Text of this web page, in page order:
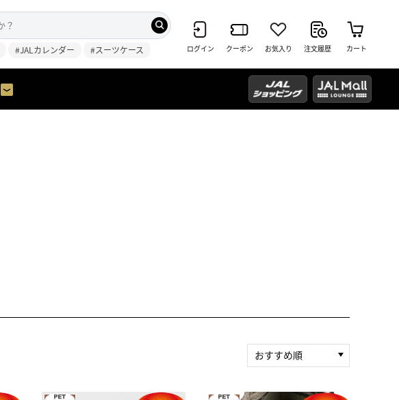
#JALカレンダー #スーツケース ログイン クーポン お気入り 注文履歴 カート
おすすめ順
積算マイル率（高い